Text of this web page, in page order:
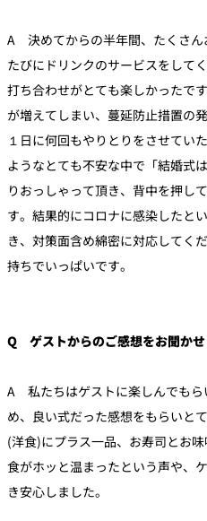
A 決めてからの半年間、たくさん
たびにドリンクのサービスをして
打ち合わせがとても楽しかったで
が増えてしまい、蔓延防止措置の
１日に何回もやりとりをさせてい
ようなとても不安な中で「結婚式
りおっしゃって頂き、背中を押し
す。結果的にコロナに感染したと
き、対策面含め綿密に対応してく
持ちでいっぱいです。
Q ゲストからのご感想をお聞か
A 私たちはゲストに楽しんでもら
め、良い式だった感想をもらいと
(洋食)にプラス一品、お寿司とお
食がホッと温まったという声や、
き安心しました。